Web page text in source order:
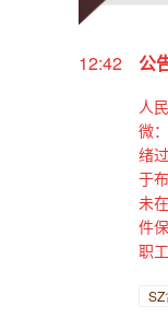
12:42 公
人
微
绪
于
未
件
职
卫
SZ